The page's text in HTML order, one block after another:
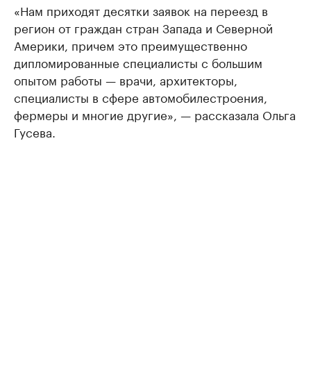
«Нам приходят десятки заявок на переезд в
регион от граждан стран Запада и Северной
Америки, причем это преимущественно
дипломированные специалисты с большим
опытом работы — врачи, архитекторы,
специалисты в сфере автомобилестроения,
фермеры и многие другие», — рассказала Ольга
Гусева.